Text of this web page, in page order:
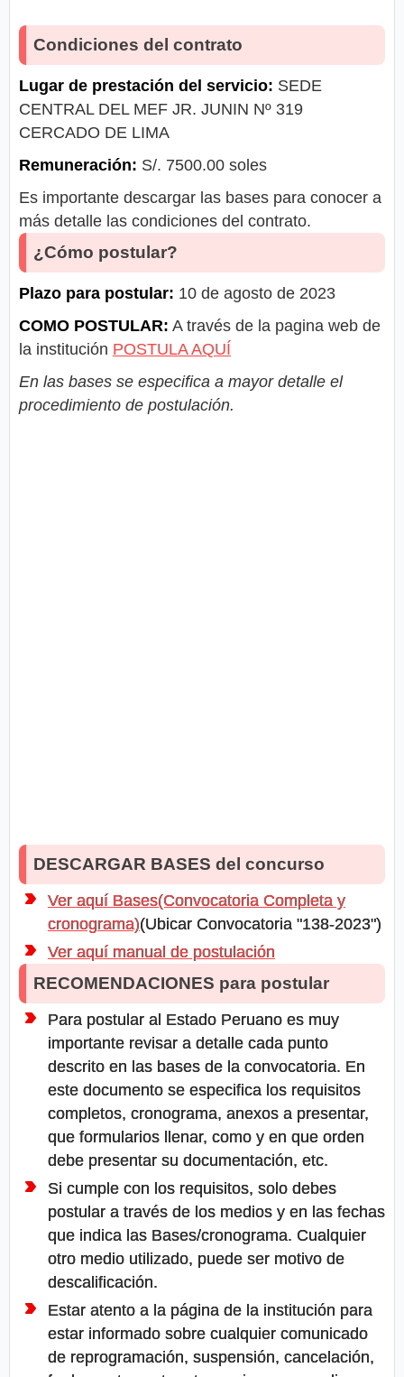
Condiciones del contrato
Lugar de prestación del servicio: SEDE
CENTRAL DEL MEF JR. JUNIN Nº 319
CERCADO DE LIMA
Remuneración: S/. 7500.00 soles
Es importante descargar las bases para conocer a
más detalle las condiciones del contrato.
¿Cómo postular?
Plazo para postular: 10 de agosto de 2023
COMO POSTULAR: A través de la pagina web de
la institución POSTULA AQUÍ
En las bases se especifica a mayor detalle el
procedimiento de postulación.
DESCARGAR BASES del concurso
Ver aquí Bases(Convocatoria Completa y
cronograma)(Ubicar Convocatoria "138-2023")
Ver aquí manual de postulación
RECOMENDACIONES para postular
Para postular al Estado Peruano es muy
importante revisar a detalle cada punto
descrito en las bases de la convocatoria. En
este documento se especifica los requisitos
completos, cronograma, anexos a presentar,
que formularios llenar, como y en que orden
debe presentar su documentación, etc.
Si cumple con los requisitos, solo debes
postular a través de los medios y en las fechas
que indica las Bases/cronograma. Cualquier
otro medio utilizado, puede ser motivo de
descalificación.
Estar atento a la página de la institución para
estar informado sobre cualquier comunicado
de reprogramación, suspensión, cancelación,